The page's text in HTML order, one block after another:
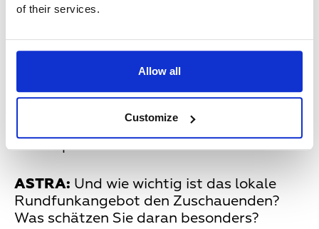
of their services.
Allow all
Customize
sichern. Dabei müssen wir auch neue
aufgestellte Gatekeeper den Zugang zu
Konzert der Großen mithalten müssen.
Der Streaming-Konkurrenz mit
geeigneten Angeboten begegnen zu
können, erfordert Kreativität, Kooperation
ASTRA: Und wie wichtig ist das lokale
Rundfunkangebot den Zuschauenden?
Was schätzen Sie daran besonders?